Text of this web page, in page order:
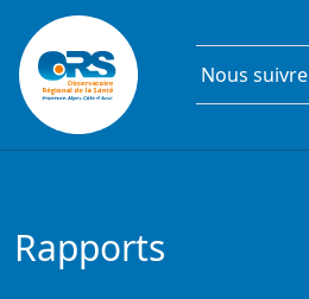
Aller au contenu principal
Nous suivre
Rapports